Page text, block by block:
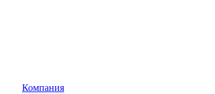
Компания